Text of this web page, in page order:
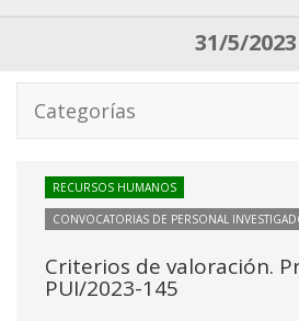
31/5/2023
Categorías
RECURSOS HUMANOS
CONVOCATORIAS DE PERSONAL
Criterios de valoración.
PUI/2023-145